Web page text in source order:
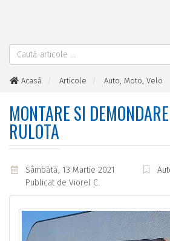
Acasă Articole
Auto, Moto, Velo
MONTARE SI
RULOTA
Sâmbătă, 13 Martie 2021
Publicat de Viorel C.